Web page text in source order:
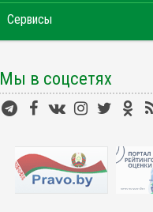
Сервисы
Мы в соцсетях